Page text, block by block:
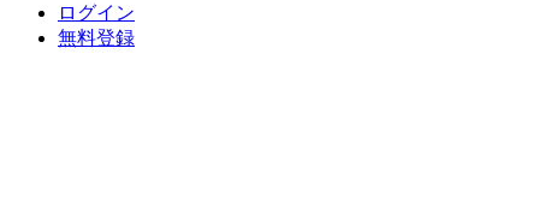
ログイン
無料登録